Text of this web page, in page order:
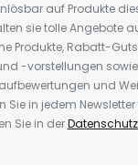
auf Produkte
sie tolle Angebote
Produkte, Rabatt-
-vorstellungen
und
in jedem
Sie in der